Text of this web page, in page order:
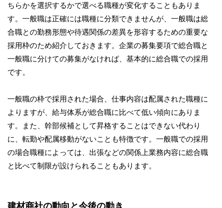
ちらかを選択するかで選べる職種が変化することもありま
す。一般職は正確には職種に分類できませんが、一般職は総
合職との勤務形態や待遇関係の差異を形容するための重要な
採用枠のため紹介しておきます。企業の募集要項で総合職と
一般職に分けての募集がなければ、基本的に総合職での採用
です。
一般職の枠で採用された場合、仕事内容は配属された職種に
よりますが、給与体系が総合職に比べて低い傾向にありま
す。また、幹部候補として昇格することはできない代わり
に、転勤や配属移動がないことも特徴です。一般職での採用
の場合職種によっては、出張などの関係上業務内容に総合職
と比べて制限が設けられることもあります。